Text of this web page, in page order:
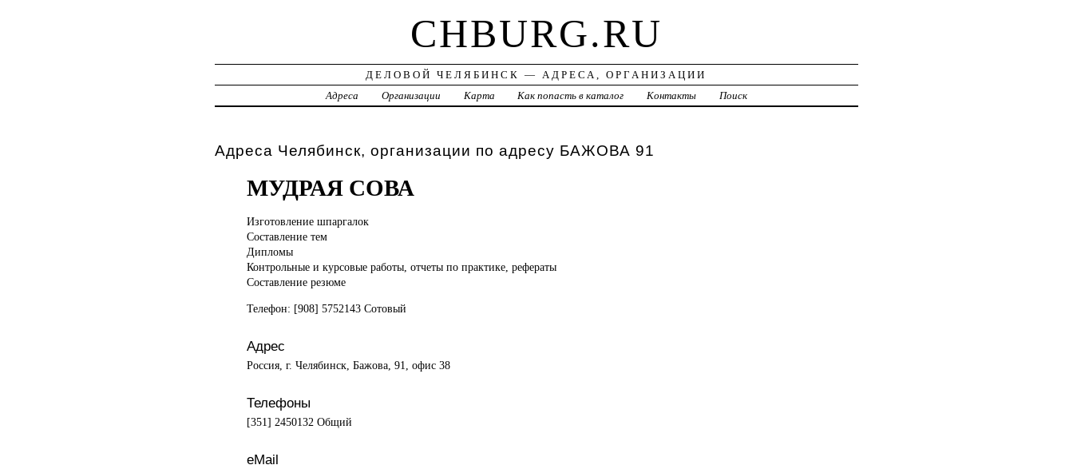
CHBURG.RU
ДЕЛОВОЙ ЧЕЛЯБИНСК — АДРЕСА, ОРГАНИЗАЦИИ
Адреса
Организации Карта Как попасть в каталог Контакты Поиск
Адреса Челябинск, организации по адресу БАЖОВА 91
МУДРАЯ СОВА
Изготовление шпаргалок
Составление тем
Дипломы
Контрольные и курсовые работы, отчеты по практике, рефераты
Составление резюме
Телефон: [908] 5752143 Сотовый
Адрес
Россия, г. Челябинск, Бажова, 91, офис 38
Телефоны
[351] 2450132 Общий
eMail